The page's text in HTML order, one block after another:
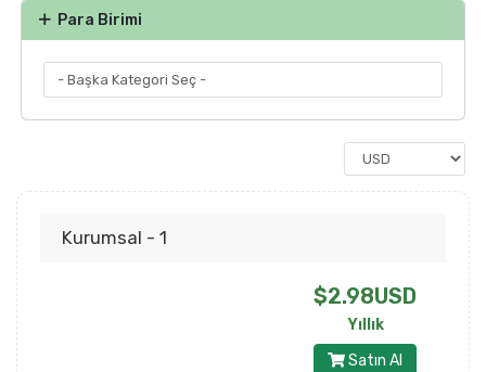
Para Birimi
Kurumsal - 1
$2.98USD
Yıllık
Satın Al